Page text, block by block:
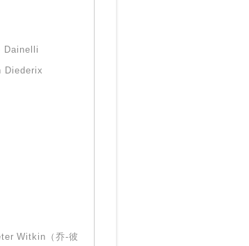
Dainelli
Diederix
Witkin（乔-彼